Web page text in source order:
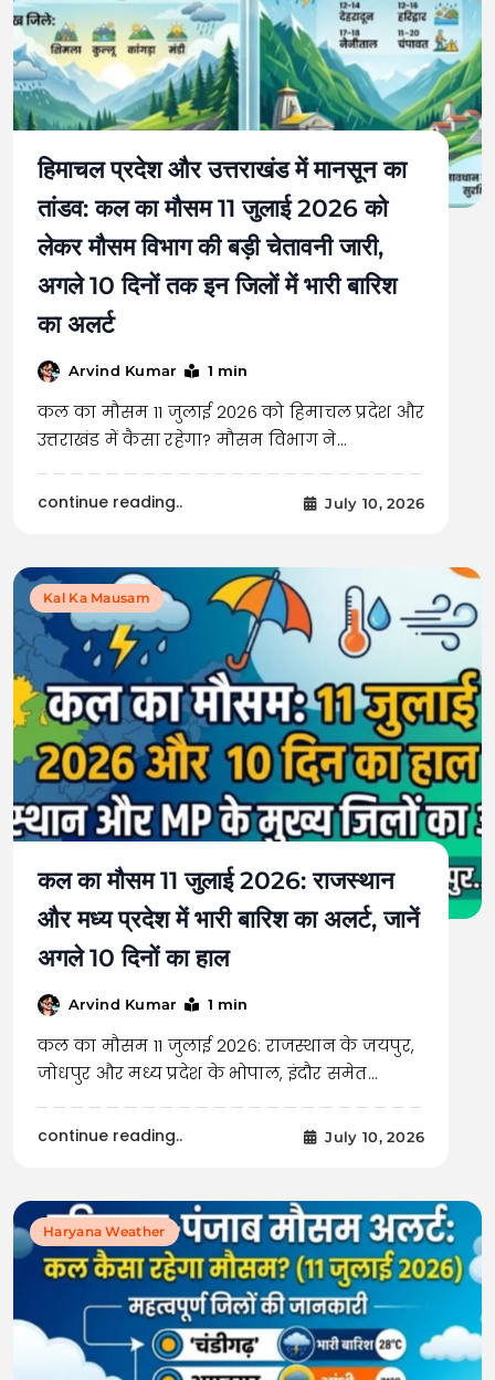
हिमाचल प्रदेश और उत्तराखंड में मानसून का
तांडव: कल का मौसम 11 जुलाई 2026 को
लेकर मौसम विभाग की बड़ी चेतावनी जारी,
अगले 10 दिनों तक इन जिलों में भारी बारिश
का अलर्ट
Arvind Kumar 1 min
कल का मौसम 11 जुलाई 2026 को हिमाचल प्रदेश और
उत्तराखंड में कैसा रहेगा? मौसम विभाग ने…
continue reading.. July 10, 2026
Kal Ka Mausam
कल का मौसम 11 जुलाई 2026: राजस्थान
और मध्य प्रदेश में भारी बारिश का अलर्ट, जानें
अगले 10 दिनों का हाल
Arvind Kumar 1 min
कल का मौसम 11 जुलाई 2026: राजस्थान के जयपुर,
जोधपुर और मध्य प्रदेश के भोपाल, इंदौर समेत…
continue reading.. July 10, 2026
Haryana Weather